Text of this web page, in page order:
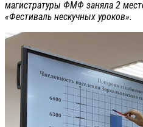
магистратуры ФМФ заняла 2
«Фестиваль нескучных уроков».